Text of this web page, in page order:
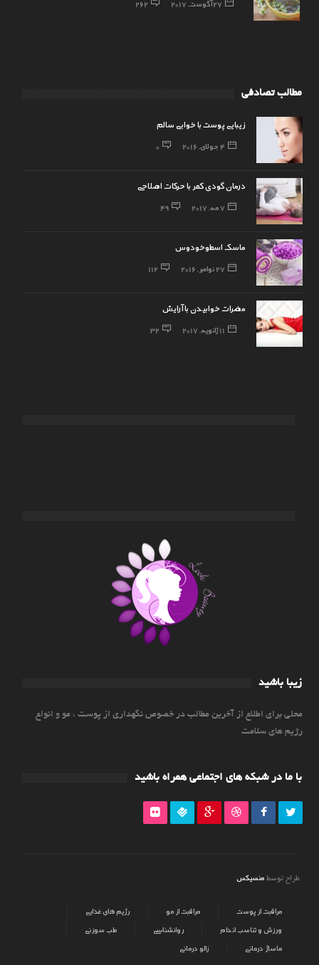
27 آگوست, 2017 262
مطالب تصادفی
زیبایی پوست با خوابی سالم
4 جولای, 2016 0
درمان گودی کمر با حرکات اصلاحی
7 مه, 2017 49
ماسک اسطوخودوس
27 نوامبر, 2016 112
مضرات خوابیدن با آرایش
11 ژانویه, 2017 32
زیبا باشید
محلی برای اطلاع از آخرین مطالب در خصوص نگهداری از پوست ، مو و انواع
رژیم های سلامت
با ما در شبکه های اجتماعی همراه باشید
طراح توسط منسیکس
مراقبت از پوست مراقبت از مو
رژیم های غذایی
ورزش و تناسب اندام
روانشناسی
طب سوزنی
ماساژ درمانی
زالو درمانی